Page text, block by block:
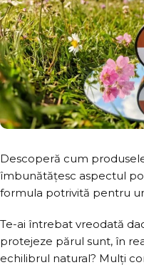
Descoperă cum
îmbunătățesc aspectul
formula potrivită pentru
Te-ai întrebat vreodată
protejeze părul sunt, în
echilibrul natural? Mulți